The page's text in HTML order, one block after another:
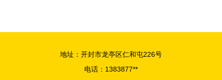
地址：开封市龙亭区仁和屯226号
电话：1383877**